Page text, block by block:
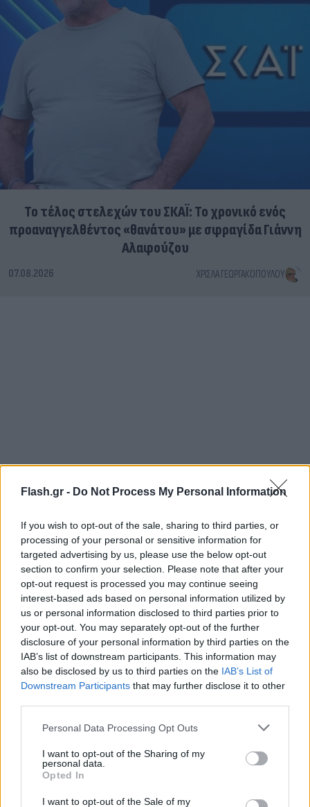
Flash.gr - Do Not Process My Personal Information
If you wish to opt-out of the sale, sharing to third parties, or
processing of your personal or sensitive information for
targeted advertising by us, please use the below opt-out
section to confirm your selection. Please note that after your
opt-out request is processed you may continue seeing
interest-based ads based on personal information utilized by
us or personal information disclosed to third parties prior to
your opt-out. You may separately opt-out of the further
disclosure of your personal information by third parties on the
IAB’s list of downstream participants. This information may
also be disclosed by us to third parties on the IAB’s List of
Downstream Participants that may further disclose it to other
Please note that this website/app uses one or more Google
not limited to your visit or usage behaviour. You may click to
grant or deny consent to Google and its third-party tags to
use your data for below specified purposes in below Google
consent section.
Personal Data Processing Opt Outs
I want to opt-out of the Sharing of my
personal data.
Opted In
I want to opt-out of the Sale of my
Το τέλος στελεχών του ΣΚΑΪ: Το χρονικό ενός
προαναγγελθέντος «θανάτου» με σφραγίδα Γιάννη
Αλαφούζου
07.08.2026 ΧΡΊΣΛΑ ΓΕΩΡΓΑΚΟΠΟΎΛΟΥ